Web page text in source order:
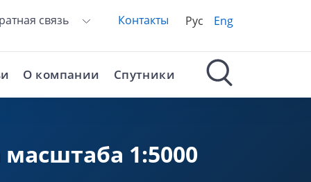
связь Контакты Рус Eng
О компании Спутники
1:5000